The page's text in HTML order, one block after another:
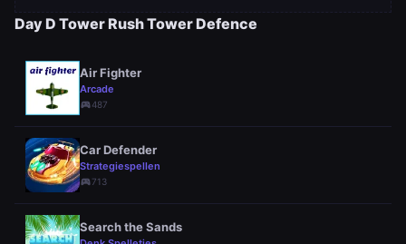
Day D Tower Rush Tower Defence
Air Fighter
Arcade
sports_esports487
Car Defender
Strategiespellen
sports_esports713
Search the Sands